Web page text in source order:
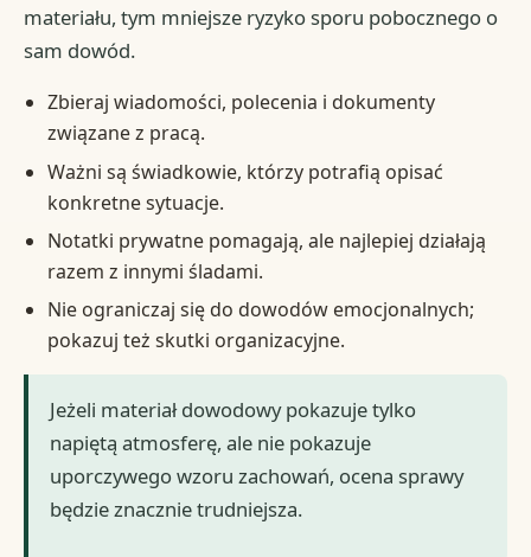
materiału, tym mniejsze ryzyko sporu pobocznego o
sam dowód.
Zbieraj wiadomości, polecenia i dokumenty
związane z pracą.
Ważni są świadkowie, którzy potrafią opisać
konkretne sytuacje.
Notatki prywatne pomagają, ale najlepiej działają
razem z innymi śladami.
Nie ograniczaj się do dowodów emocjonalnych;
pokazuj też skutki organizacyjne.
Jeżeli materiał dowodowy pokazuje tylko
napiętą atmosferę, ale nie pokazuje
uporczywego wzoru zachowań, ocena sprawy
będzie znacznie trudniejsza.